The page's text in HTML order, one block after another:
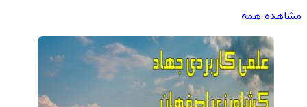
مشاهده همه